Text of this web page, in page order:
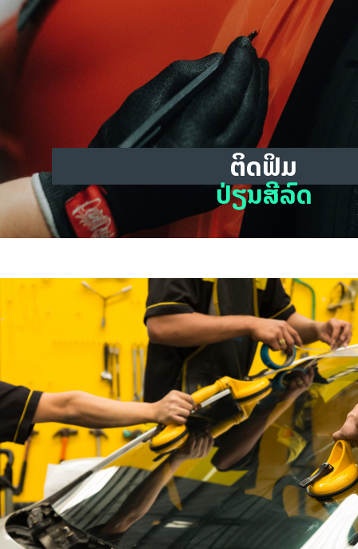
ຕິດຟິມ
ປ່ຽນສີລົດ